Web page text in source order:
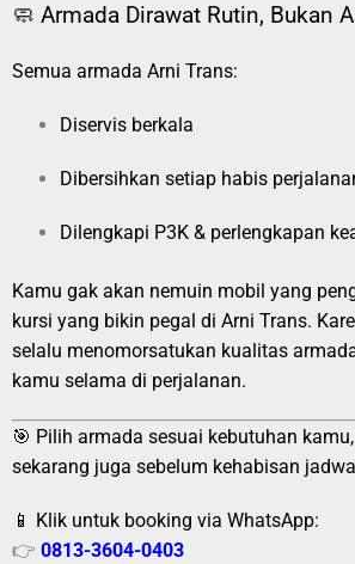
🧼 Armada Dirawat Rutin, Bukan
Semua armada Arni Trans:
Diservis berkala
Dibersihkan setiap habis
Dilengkapi P3K & perlengkapan
Kamu gak akan nemuin mobil yang
kursi yang bikin pegal di Arni Trans.
selalu menomorsatukan kualitas
kamu selama di perjalanan.
🎯 Pilih armada sesuai kebutuhan
sekarang juga sebelum kehabisan
📱 Klik untuk booking via WhatsApp:
👉 0813-3604-0403